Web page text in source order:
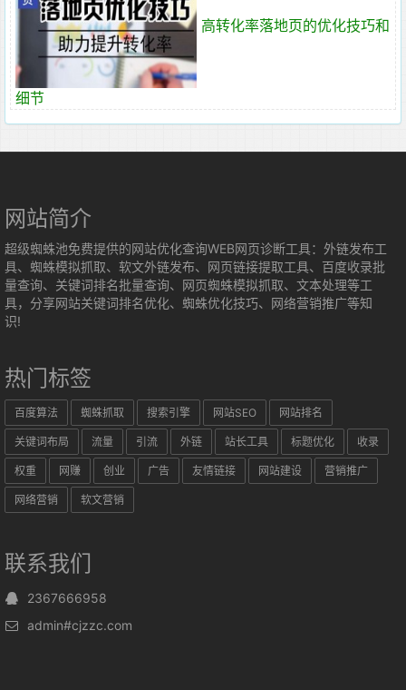
高转化率落地页的优化技巧和
细节
网站简介
超级蜘蛛池免费提供的网站优化查询WEB网页诊断工具：外链发布工
具、蜘蛛模拟抓取、软文外链发布、网页链接提取工具、百度收录批
量查询、关键词排名批量查询、网页蜘蛛模拟抓取、文本处理等工
具，分享网站关键词排名优化、蜘蛛优化技巧、网络营销推广等知
识!
热门标签
百度算法 蜘蛛抓取 搜索引擎 网站SEO 网站排名
关键词布局 流量 引流 外链 站长工具 标题优化 收录
权重 网赚 创业 广告 友情链接 网站建设 营销推广
网络营销 软文营销
联系我们
2367666958
admin#cjzzc.com